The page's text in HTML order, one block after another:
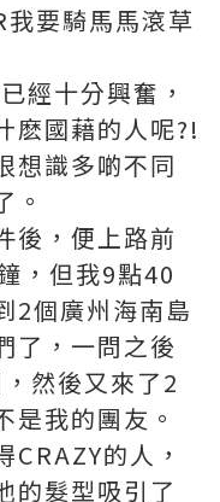
要騎馬馬滾草
經十分興奮，
麽國藉的人呢?!
想識多啲不同
。
後，便上路前
，但我9點40
2個廣州海南島
了，一問之後
然後又來了2
是我的團友。
的人，
的髮型吸引了